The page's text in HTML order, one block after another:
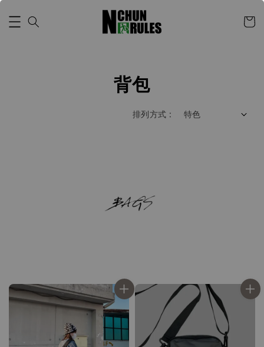
背包
排列方式 :